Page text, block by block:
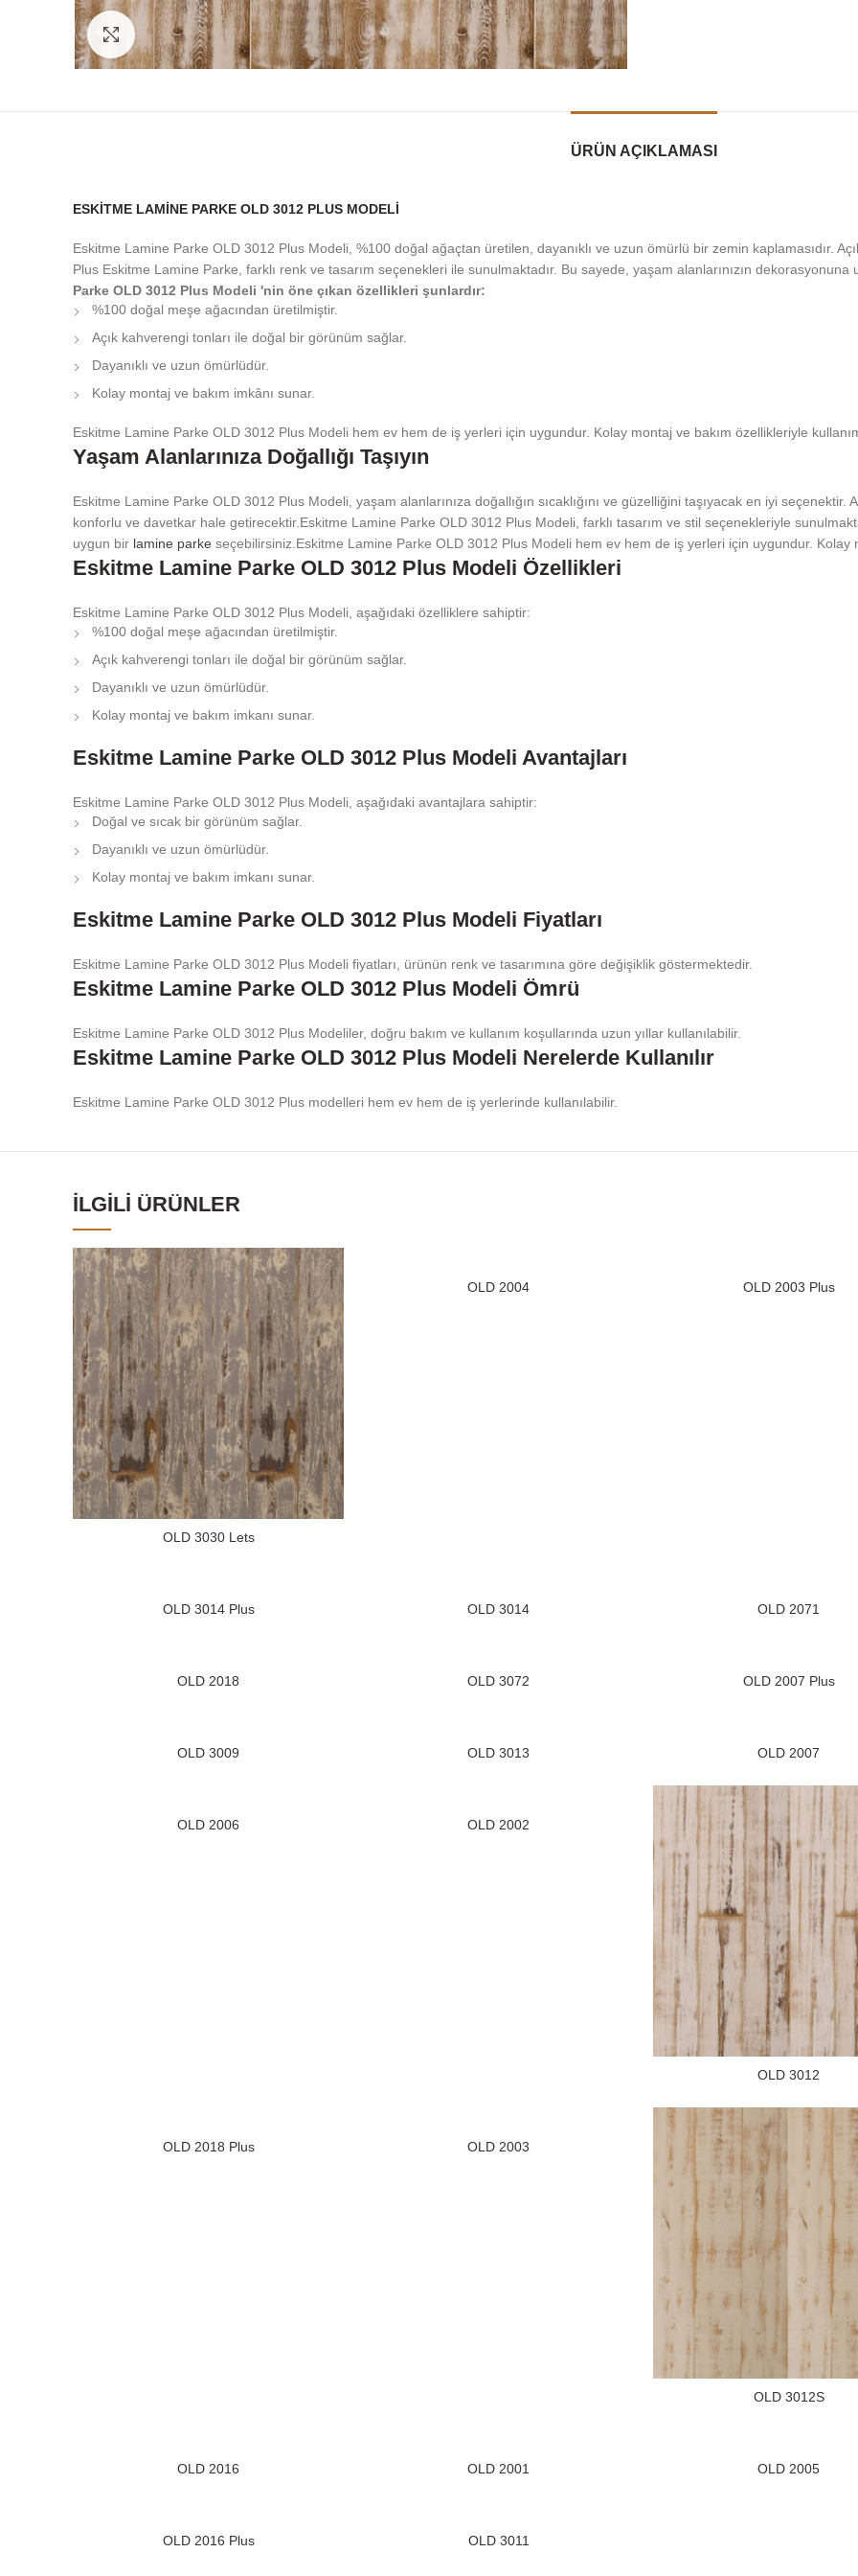
Click to enlarge
ÜRÜN AÇIKLAMASI
ESKITME LAMINE PARKE OLD 3012 PLUS MODELI
Eskitme Lamine Parke OLD 3012 Plus Modeli, %100 doğal ağaçtan üretilen, dayanıklı ve uzun ömürlü bir zemin kaplamasıdır.
Plus Eskitme Lamine Parke, farklı renk ve tasarım seçenekleri ile sunulmaktadır. Bu sayede, yaşam alanlarınızın
Parke OLD 3012 Plus Modeli 'nin öne çıkan özellikleri şunlardır:
%100 doğal meşe ağacından üretilmiştir.
Açık kahverengi tonları ile doğal bir görünüm sağlar.
Dayanıklı ve uzun ömürlüdür.
Kolay montaj ve bakım imkânı sunar.
Eskitme Lamine Parke OLD 3012 Plus Modeli hem ev hem de iş yerleri için uygundur. Kolay montaj ve bakım özellikleriyle
Yaşam Alanlarınıza Doğallığı Taşıyın
Eskitme Lamine Parke OLD 3012 Plus Modeli, yaşam alanlarınıza doğallığın sıcaklığını ve güzelliğini taşıyacak en iyi seçenektir.
konforlu ve davetkar hale getirecektir.Eskitme Lamine Parke OLD 3012 Plus Modeli, farklı tasarım ve stil seçenekleriyle
uygun bir lamine parke seçebilirsiniz.Eskitme Lamine Parke OLD 3012 Plus Modeli hem ev hem de iş yerleri için uygundur. Kolay
Eskitme Lamine Parke OLD 3012 Plus Modeli Özellikleri
Eskitme Lamine Parke OLD 3012 Plus Modeli, aşağıdaki özelliklere sahiptir:
%100 doğal meşe ağacından üretilmiştir.
Açık kahverengi tonları ile doğal bir görünüm sağlar.
Dayanıklı ve uzun ömürlüdür.
Kolay montaj ve bakım imkanı sunar.
Eskitme Lamine Parke OLD 3012 Plus Modeli Avantajları
Eskitme Lamine Parke OLD 3012 Plus Modeli, aşağıdaki avantajlara sahiptir:
Doğal ve sıcak bir görünüm sağlar.
Dayanıklı ve uzun ömürlüdür.
Kolay montaj ve bakım imkanı sunar.
Eskitme Lamine Parke OLD 3012 Plus Modeli Fiyatları
Eskitme Lamine Parke OLD 3012 Plus Modeli fiyatları, ürünün renk ve tasarımına göre değişiklik göstermektedir.
Eskitme Lamine Parke OLD 3012 Plus Modeli Ömrü
Eskitme Lamine Parke OLD 3012 Plus Modeliler, doğru bakım ve kullanım koşullarında uzun yıllar kullanılabilir.
Eskitme Lamine Parke OLD 3012 Plus Modeli Nerelerde Kullanılır
Eskitme Lamine Parke OLD 3012 Plus modelleri hem ev hem de iş yerlerinde kullanılabilir.
İLGILI ÜRÜNLER
OLD 3030 Lets
OLD 2004 OLD 2003 Plus
OLD 3014 Plus OLD 3014 OLD 2071
OLD 2018 OLD 3072 OLD 2007 Plus
OLD 3009 OLD 3013 OLD 2007
OLD 2006 OLD 2002
OLD 3012
OLD 2018 Plus OLD 2003
OLD 3012S
OLD 2016 OLD 2001 OLD 2005
OLD 2016 Plus OLD 3011